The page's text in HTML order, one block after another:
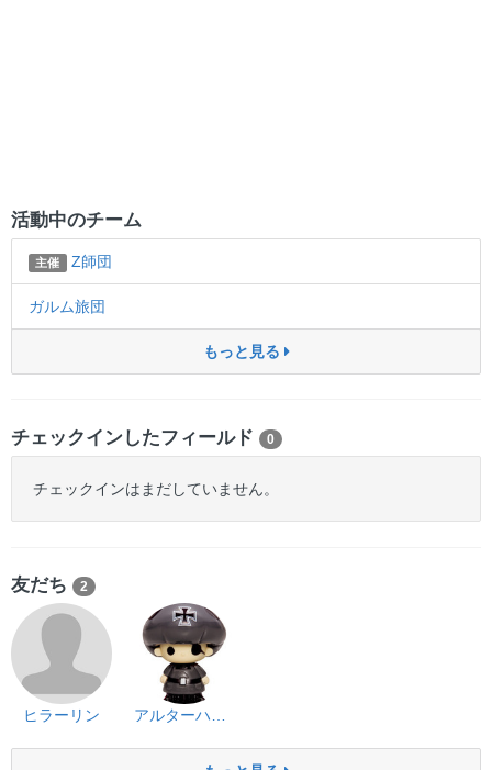
活動中のチーム
主催 Z師団
ガルム旅団
もっと見る
チェックインしたフィールド 0
チェックインはまだしていません。
友だち 2
ヒラーリン アルターハーセ